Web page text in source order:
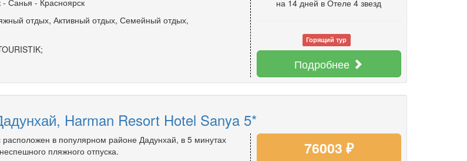
- Санья - Красноярск
отдых,Активный отдых,Семейный отдых,
на 14 дней в Отеле 4 звезд
Горящий тур
Подробнее
Harman Resort Hotel Sanya 5*
расположен в популярном районе Дадунхай, в 5 минутах
пляжного отпуска.
76003 ₽